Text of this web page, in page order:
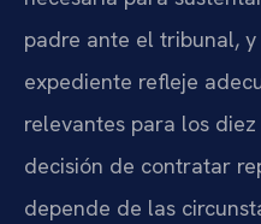
padre ante el tribunal,
expediente refleje
relevantes para los
decisión de contratar
depende de las